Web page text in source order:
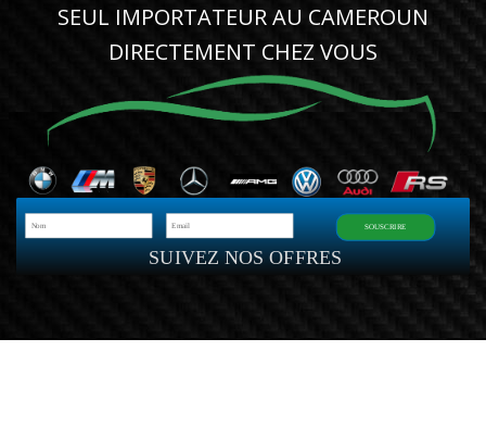
SEUL IMPORTATEUR AU CAMEROUN
DIRECTEMENT CHEZ VOUS
SUIVEZ NOS OFFRES
SOUSCRIRE